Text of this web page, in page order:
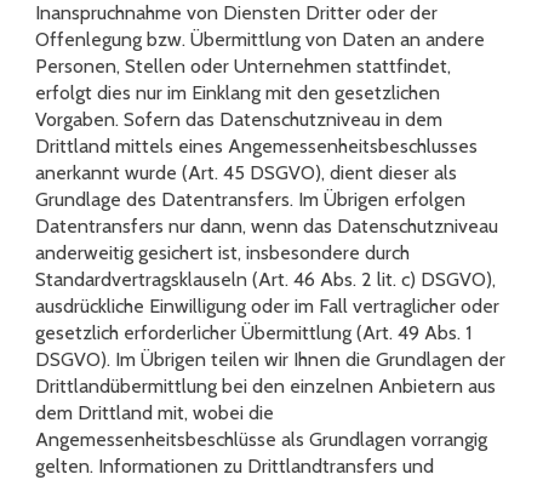
Inanspruchnahme von Diensten Dritter oder der
Offenlegung bzw. Übermittlung von Daten an andere
Personen, Stellen oder Unternehmen stattfindet,
erfolgt dies nur im Einklang mit den gesetzlichen
Vorgaben. Sofern das Datenschutzniveau in dem
Drittland mittels eines Angemessenheitsbeschlusses
anerkannt wurde (Art. 45 DSGVO), dient dieser als
Grundlage des Datentransfers. Im Übrigen erfolgen
Datentransfers nur dann, wenn das Datenschutzniveau
anderweitig gesichert ist, insbesondere durch
Standardvertragsklauseln (Art. 46 Abs. 2 lit. c) DSGVO),
ausdrückliche Einwilligung oder im Fall vertraglicher oder
gesetzlich erforderlicher Übermittlung (Art. 49 Abs. 1
DSGVO). Im Übrigen teilen wir Ihnen die Grundlagen der
Drittlandübermittlung bei den einzelnen Anbietern aus
dem Drittland mit, wobei die
Angemessenheitsbeschlüsse als Grundlagen vorrangig
gelten. Informationen zu Drittlandtransfers und